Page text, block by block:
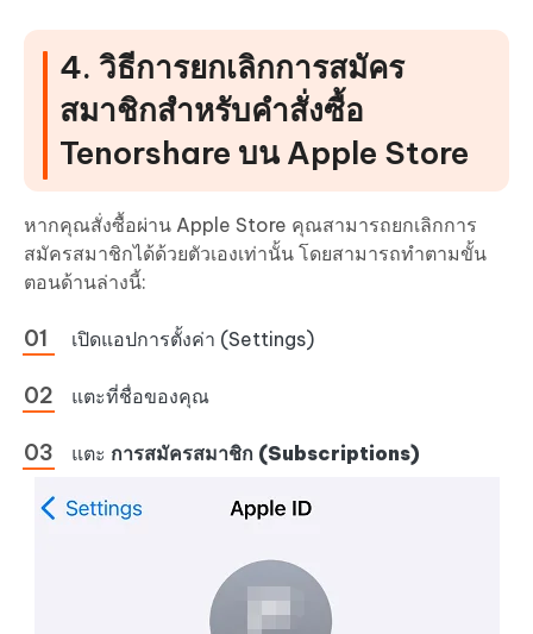
4. วิธีการยกเลิกการสมัคร
สมาชิกสำหรับคำสั่งซื้อ
Tenorshare บน Apple Store
หากคุณสั่งซื้อผ่าน Apple Store คุณสามารถยกเลิกการ
สมัครสมาชิกได้ด้วยตัวเองเท่านั้น โดยสามารถทำตามขั้น
ตอนด้านล่างนี้:
เปิดแอปการตั้งค่า (Settings)
แตะที่ชื่อของคุณ
แตะ การสมัครสมาชิก (Subscriptions)